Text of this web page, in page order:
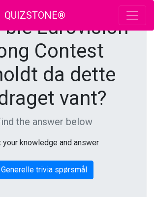
QUIZSTONE®
ble Eurovision
Contest
da dette
vant?
the answer below
your knowledge and answer
Generelle trivia spørsmål